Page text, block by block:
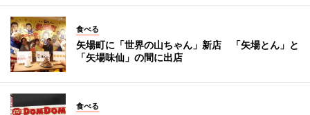
食べる
矢場町に「世界の山ちゃん」新店 「矢場とん」と
「矢場味仙」の間に出店
食べる